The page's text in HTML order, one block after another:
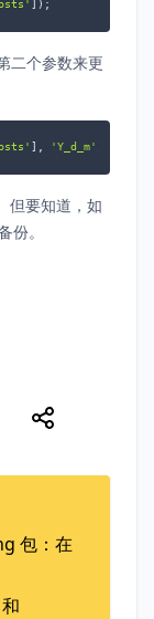
]);
二个参数来更
], 'Y_d_m'
但要知道，如
份。
包：在